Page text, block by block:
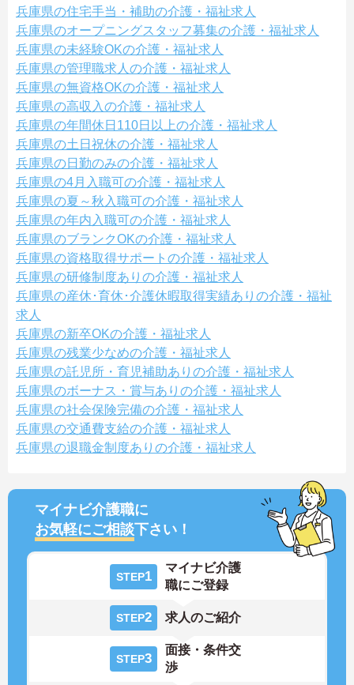
兵庫県の住宅手当・補助の介護・福祉求人
兵庫県のオープニングスタッフ募集の介護・福祉求人
兵庫県の未経験OKの介護・福祉求人
兵庫県の管理職求人の介護・福祉求人
兵庫県の無資格OKの介護・福祉求人
兵庫県の高収入の介護・福祉求人
兵庫県の年間休日110日以上の介護・福祉求人
兵庫県の土日祝休の介護・福祉求人
兵庫県の日勤のみの介護・福祉求人
兵庫県の4月入職可の介護・福祉求人
兵庫県の夏～秋入職可の介護・福祉求人
兵庫県の年内入職可の介護・福祉求人
兵庫県のブランクOKの介護・福祉求人
兵庫県の資格取得サポートの介護・福祉求人
兵庫県の研修制度ありの介護・福祉求人
兵庫県の産休･育休･介護休暇取得実績ありの介護・福祉
求人
兵庫県の新卒OKの介護・福祉求人
兵庫県の残業少なめの介護・福祉求人
兵庫県の託児所・育児補助ありの介護・福祉求人
兵庫県のボーナス・賞与ありの介護・福祉求人
兵庫県の社会保険完備の介護・福祉求人
兵庫県の交通費支給の介護・福祉求人
兵庫県の退職金制度ありの介護・福祉求人
マイナビ介護職に
お気軽にご相談下さい！
STEP1
マイナビ介護
職にご登録
STEP2 求人のご紹介
STEP3
面接・条件交
渉